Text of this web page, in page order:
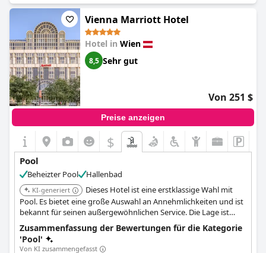
waren sehr komfortabel und hatten Zugang zu sauberen und
angenehmen Spas. Ein Gast nannte es sogar das "beste
Schwimmbad", das er je erlebt hatte. Außerdem kann der Pool
nach dem Auschecken ohne zusätzliche Kosten genutzt werden.
Der Spa-Bereich, einschließlich des Pools, wurde als "absolut
top" beschrieben. Obwohl der Pool von einigen als etwas
beengt empfunden wurde, wurde er dennoch als ein großes
Highlight des Hotels angesehen.
Vienna Marriott Hotel
Hotel in Wien
8,5 Sehr gut
Von 251 $
Preise anzeigen
$
Pool
Beheizter Pool Hallenbad
KI-generiert
Dieses Hotel ist eine erstklassige Wahl mit
Pool. Es bietet eine große Auswahl an Annehmlichkeiten und ist
bekannt für seinen außergewöhnlichen Service. Die Lage ist
günstig und die Einrichtungen sind gut gepflegt.
Zusammenfassung der Bewertungen für die Kategorie
'Pool'
Von KI zusammengefasst